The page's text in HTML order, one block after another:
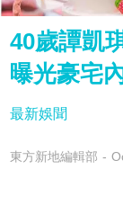
40歲譚凱
曝光豪宅
最新娛聞
東方新地編輯部